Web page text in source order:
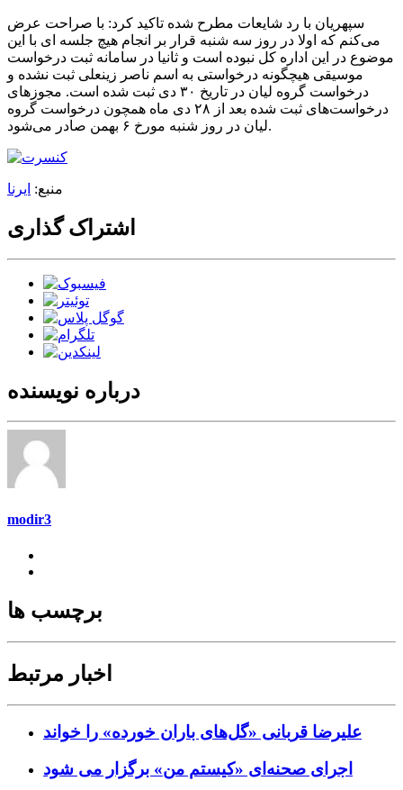
سپهریان با رد شایعات مطرح شده تاکید کرد: با صراحت عرض
می‌کنم که اولا در روز سه شنبه قرار بر انجام هیچ جلسه ای با این
موضوع در این اداره کل نبوده است و ثانیا در سامانه ثبت درخواست
موسیقی هیچگونه درخواستی به اسم ناصر زینعلی ثبت نشده و
درخواست گروه لیان در تاریخ ۳۰ دی ثبت شده است. مجوزهای
درخواست‌های ثبت شده بعد از ۲۸ دی ماه همچون درخواست گروه
لیان در روز شنبه مورخ ۶ بهمن صادر می‌شود.
منبع: ایرنا
اشتراک گذاری
درباره نویسنده
modir3
برچسب ها
اخبار مرتبط
علیرضا قربانی «گل‌های باران خورده» را خواند
اجرای صحنه‌ای «کیستم من» برگزار می شود